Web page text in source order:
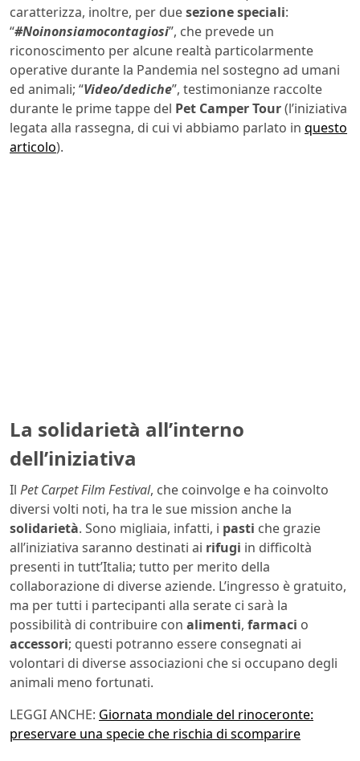
caratterizza, inoltre, per duesezione speciali:
“#Noinonsiamocontagiosi”, che prevede un
riconoscimento per alcune realtà particolarmente
operative durante la Pandemia nel sostegno ad umani
ed animali; “Video/dediche”, testimonianze raccolte
durante le prime tappe del Pet Camper Tour(l’iniziativa
legata alla rassegna, di cui vi abbiamo parlato in questo
articolo).
La solidarietà all’interno
dell’iniziativa
Il Pet Carpet Film Festival, che coinvolge e ha coinvolto
diversi volti noti, ha tra le sue mission anche la
solidarietà. Sono migliaia, infatti, i pasti che grazie
all’iniziativa saranno destinati ai rifugi in difficoltà
presenti in tutt’Italia; tutto per merito della
collaborazione di diverse aziende. L’ingresso è gratuito,
ma per tutti i partecipanti alla serate ci sarà la
possibilità di contribuire con alimenti, farmaci o
accessori; questi potranno essere consegnati ai
volontari di diverse associazioni che si occupano degli
animali meno fortunati.
LEGGI ANCHE: Giornata mondiale del rinoceronte:
preservare una specie che rischia di scomparire